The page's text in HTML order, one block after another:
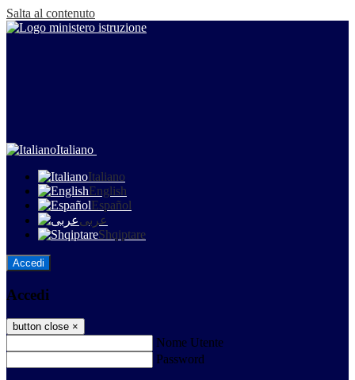
Salta al contenuto
Italiano
Italiano
English
Español
عربى
Shqiptare
Accedi
Accedi
button close ×
Nome Utente
Password